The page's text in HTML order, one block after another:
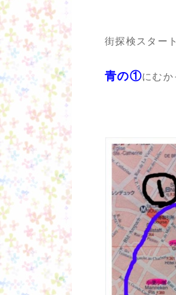
街探検スター
青の①にむか